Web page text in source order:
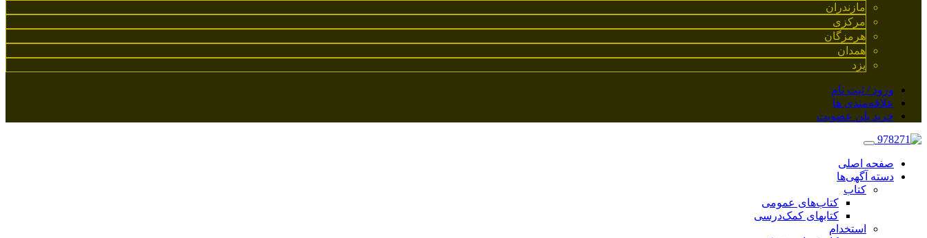
مازندران
مرکزی
هرمزگان
همدان
یزد
ورود / ثبت نام
علاقه‌مندی ها
خرید پلن عضویت
صفحه اصلی
دسته آگهی‌ها
کتاب
کتاب‌های عمومی
کتابهای کمک‌درسی
استخدام